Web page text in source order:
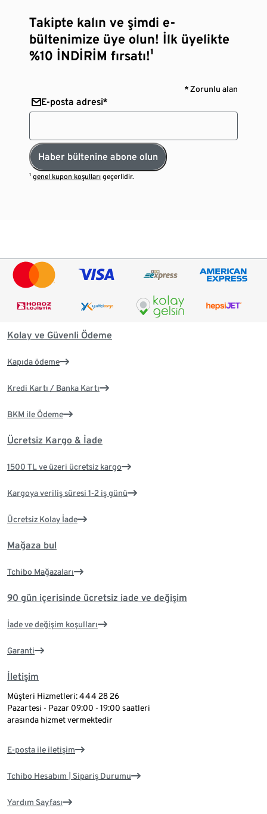
Takipte kalın ve şimdi e-
bültenimize üye olun! İlk üyelikte
%10 İNDİRİM fırsatı!¹
* Zorunlu alan
E-posta adresi*
Haber bültenine abone olun
¹genel kupon koşulları geçerlidir.
Kolay ve Güvenli Ödeme
Kapıda ödeme
Kredi Kartı / Banka Kartı
BKM ile Ödeme
Ücretsiz Kargo & İade
1500 TL ve üzeri ücretsiz kargo
Kargoya veriliş süresi 1-2 iş günü
Ücretsiz Kolay İade
Mağaza bul
Tchibo Mağazaları
90 gün içerisinde ücretsiz iade ve değişim
İade ve değişim koşulları
Garanti
İletişim
Müşteri Hizmetleri: 444 28 26
Pazartesi - Pazar 09:00 - 19:00 saatleri
arasında hizmet vermektedir
E-posta ile iletişim
Tchibo Hesabım | Sipariş Durumu
Yardım Sayfası